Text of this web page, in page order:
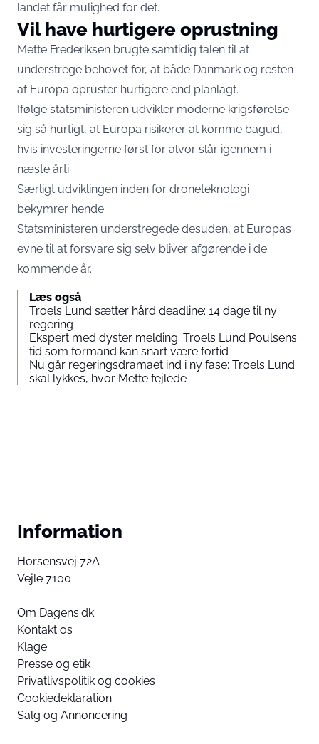
landet får mulighed for det.
Vil have hurtigere oprustning
Mette Frederiksen brugte samtidig talen til at
understrege behovet for, at både Danmark og resten
af Europa opruster hurtigere end planlagt.
Ifølge statsministeren udvikler moderne krigsførelse
sig så hurtigt, at Europa risikerer at komme bagud,
hvis investeringerne først for alvor slår igennem i
næste årti.
Særligt udviklingen inden for droneteknologi
bekymrer hende.
Statsministeren understregede desuden, at Europas
evne til at forsvare sig selv bliver afgørende i de
kommende år.
Læs også
Troels Lund sætter hård deadline: 14 dage til ny
regering
Ekspert med dyster melding: Troels Lund Poulsens
tid som formand kan snart være fortid
Nu går regeringsdramaet ind i ny fase: Troels Lund
skal lykkes, hvor Mette fejlede
Information
Horsensvej 72A
Vejle 7100
Om Dagens.dk
Kontakt os
Klage
Presse og etik
Privatlivspolitik og cookies
Cookiedeklaration
Salg og Annoncering